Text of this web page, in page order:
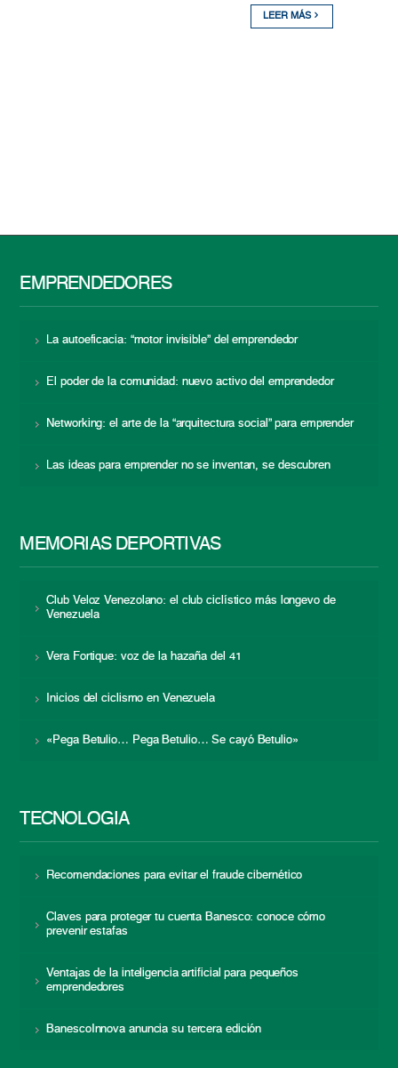
LEER MÁS
EMPRENDEDORES
La autoeficacia: “motor invisible” del emprendedor
El poder de la comunidad: nuevo activo del emprendedor
Networking: el arte de la “arquitectura social” para emprender
Las ideas para emprender no se inventan, se descubren
MEMORIAS DEPORTIVAS
Club Veloz Venezolano: el club ciclístico más longevo de
Venezuela
Vera Fortique: voz de la hazaña del 41
Inicios del ciclismo en Venezuela
«Pega Betulio… Pega Betulio… Se cayó Betulio»
TECNOLOGÍA
Recomendaciones para evitar el fraude cibernético
Claves para proteger tu cuenta Banesco: conoce cómo
prevenir estafas
Ventajas de la inteligencia artificial para pequeños
emprendedores
BanescoInnova anuncia su tercera edición